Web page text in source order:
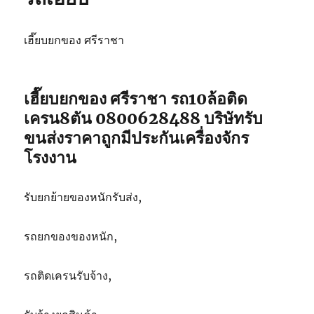
เฮี๊ยบยกของ ศรีราชา
เฮี๊ยบยกของ ศรีราชา รถ10ล้อติด
เครน8ตัน 0800628488 บริษัทรับ
ขนส่งราคาถูกมีประกันเครื่องจักร
โรงงาน
รับยกย้ายของหนักรับส่ง,
รถยกของของหนัก,
รถติดเครนรับจ้าง,